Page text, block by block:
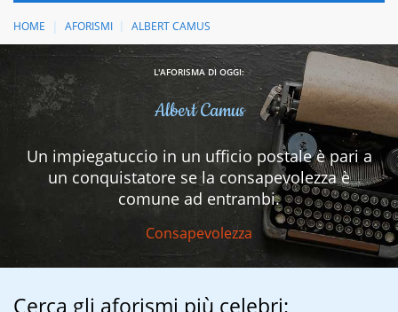
HOME AFORISMI ALBERT CAMUS
L'AFORISMA DI OGGI:
Albert Camus
Un impiegatuccio in un ufficio postale è pari a
un conquistatore se la consapevolezza è
comune ad entrambi.
Consapevolezza
Cerca gli aforismi più celebri: